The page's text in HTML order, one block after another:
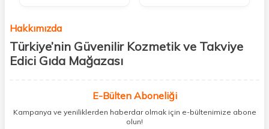
Hakkımızda
Türkiye’nin Güvenilir Kozmetik ve Takviye
Edici Gıda Mağazası
kişisel bakım hem de takviye edici gıda ürünlerini sizlerle
buluşturuyoruz. Artık mağaza mağaza dolaşmanıza gerek yok;
ihtiyacınız olan her şeyi tek bir çatı altında topluyor ve kapınıza kadar
E-Bülten Aboneliği
Kampanya ve yeniliklerden haberdar olmak için e-bültenimize abone
olun!